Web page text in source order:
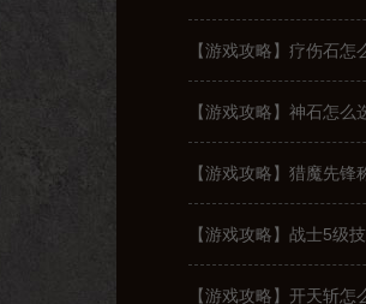
【游戏攻略】疗伤石
【游戏攻略】神石怎
【游戏攻略】猎魔先
【游戏攻略】战士5级
【游戏攻略】开天斩